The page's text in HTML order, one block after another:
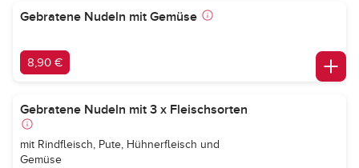
Gebratene Nudeln mit Gemüse
8,90 €
Gebratene Nudeln mit 3 x Fleischsorten
mit Rindfleisch, Pute, Hühnerfleisch und
Gemüse